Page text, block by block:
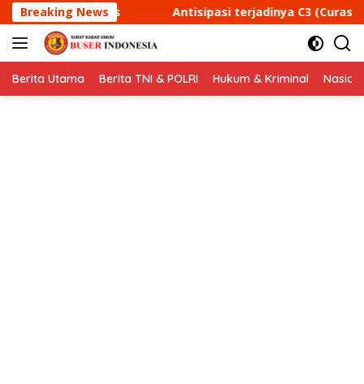
Langsung
ke
konten
Breaking News
terjadinya C3 (Curas,Curat, dan Curanmor) Polsek
Berita Utama Berita TNI & POLRI Hukum & Kriminal